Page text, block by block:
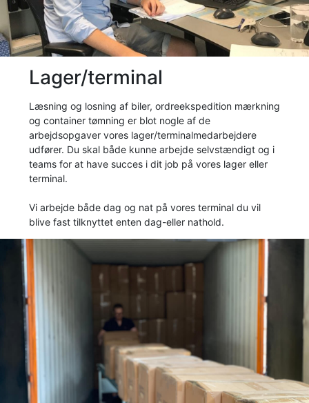
Lager/terminal
Læsning og losning af biler, ordreekspedition mærkning
og container tømning er blot nogle af de
arbejdsopgaver vores lager/terminalmedarbejdere
udfører. Du skal både kunne arbejde selvstændigt og i
teams for at have succes i dit job på vores lager eller
terminal.
Vi arbejde både dag og nat på vores terminal du vil
blive fast tilknyttet enten dag-eller nathold.